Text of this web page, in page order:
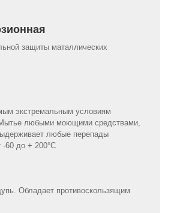
защиты маталлических
экстремальным условиям
любыми моющими средствами,
любые перепады
-60 до + 200°C
Обладает противоскользящим